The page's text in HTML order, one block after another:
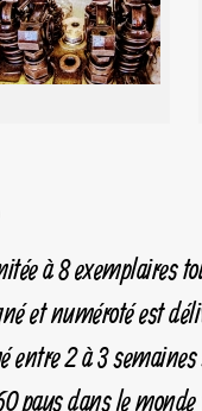
à 8 exemplaires
et numéroté est
entre 2 à 3
pays dans le